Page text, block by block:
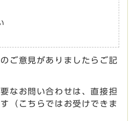
ご意見がありましたらご記
なお問い合わせは、直接担
（こちらではお受けできま